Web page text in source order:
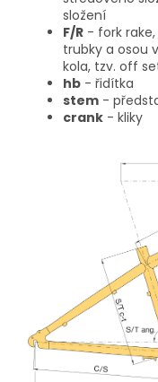
složení
F/R - fork
trubky a osou
kola, tzv. off
hb - řidítka
stem -
crank - kliky